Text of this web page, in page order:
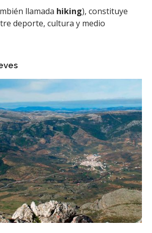
llamada hiking), constituye
deporte, cultura y medio